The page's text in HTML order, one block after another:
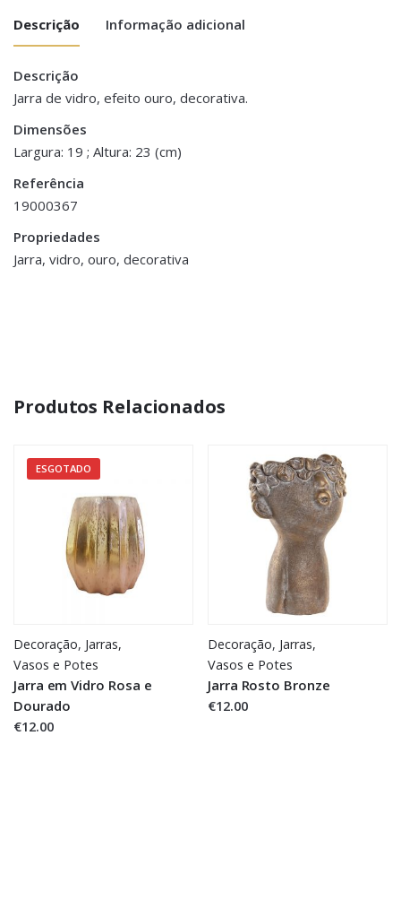
Descrição Informação adicional
Descrição
Jarra de vidro, efeito ouro, decorativa.
Dimensões
Largura: 19 ; Altura: 23 (cm)
Referência
19000367
Propriedades
Jarra, vidro, ouro, decorativa
Peso 0.500 kg
Dimensões
Produtos Relacionados
ESGOTADO
Decoração, Jarras,
Vasos e Potes
Jarra em Vidro Rosa e
Dourado
€12.00
Decoração, Jarras,
Vasos e Potes
Jarra Rosto Bronze
€12.00